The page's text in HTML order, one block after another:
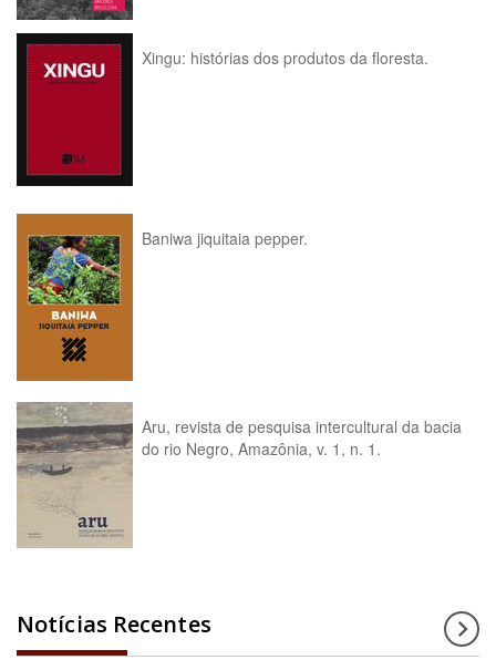
Xingu: histórias dos produtos da floresta.
Baniwa jiquitaia pepper.
Aru, revista de pesquisa intercultural da bacia
do rio Negro, Amazônia, v. 1, n. 1.
Notícias Recentes